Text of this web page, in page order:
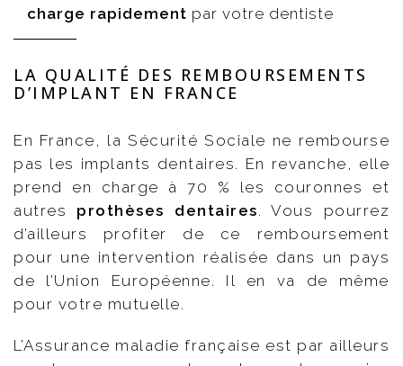
charge rapidement par votre dentiste
LA QUALITÉ DES REMBOURSEMENTS
D’IMPLANT EN FRANCE
En France, la Sécurité Sociale ne rembourse
pas les implants dentaires. En revanche, elle
prend en charge à 70 % les couronnes et
autres prothèses dentaires. Vous pourrez
d’ailleurs profiter de ce remboursement
pour une intervention réalisée dans un pays
de l’Union Européenne. Il en va de même
pour votre mutuelle.
L’Assurance maladie française est par ailleurs